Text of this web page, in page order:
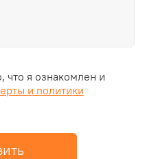
я ознакомлен и
и политики